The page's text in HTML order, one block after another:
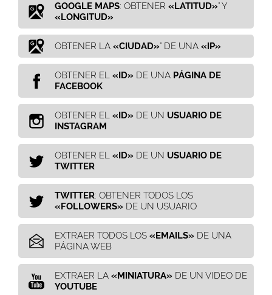
GOOGLE MAPS: OBTENER «LATITUD»" Y
«LONGITUD»
OBTENER LA «CIUDAD»" DE UNA «IP»
OBTENER EL «ID» DE UNA PÁGINA DE
FACEBOOK
OBTENER EL «ID» DE UN USUARIO DE
INSTAGRAM
OBTENER EL «ID» DE UN USUARIO DE
TWITTER
TWITTER: OBTENER TODOS LOS
«FOLLOWERS» DE UN USUARIO
EXTRAER TODOS LOS «EMAILS» DE UNA
PÁGINA WEB
EXTRAER LA «MINIATURA» DE UN VIDEO DE
YOUTUBE